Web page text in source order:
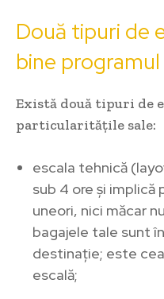
Două tipuri de
bine programul
Există două tipuri de
particularitățile sale:
escala tehnică
sub 4 ore și implică
uneori, nici măcar
bagajele tale sunt
destinație; este
escală;